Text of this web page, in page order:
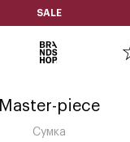
SALE
Master-piece
Сумка